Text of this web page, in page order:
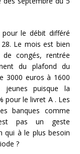
le débit différé
Le mois est bien
congés, rentrée
du plafond du
3000 euros à 1600
puisque la
pour le livret A . Les
banques comme
pas un geste
qui à le plus besoin
?